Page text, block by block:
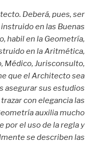
Deberá, pues, ser
en las Buenas
habil en la Geometría,
en la Aritmética,
Médico, Jurisconsulto,
que el Architecto sea
asegurar sus estudios
con elegancia las
auxilia mucho
por el uso de la regla y
se describen las